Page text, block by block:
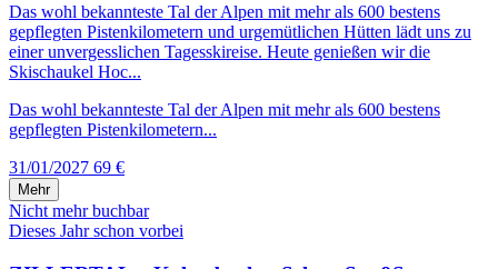
Das wohl bekannteste Tal der Alpen mit mehr als 600 bestens
gepflegten Pistenkilometern und urgemütlichen Hütten lädt uns zu
einer unvergesslichen Tagesskireise. Heute genießen wir die
Skischaukel Hoc...
Das wohl bekannteste Tal der Alpen mit mehr als 600 bestens
gepflegten Pistenkilometern...
31/01/2027 69 €
Mehr
Nicht mehr buchbar
Dieses Jahr schon vorbei